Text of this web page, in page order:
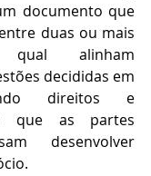
documento que
duas ou mais
alinham
decididas em
direitos e
que as partes
desenvolver